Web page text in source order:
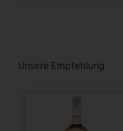
Unsere Empfehlung